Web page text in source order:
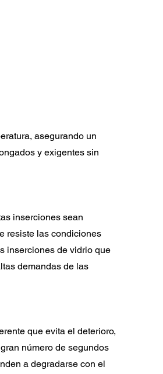
asegurando un
y exigentes sin
inserciones sean
resiste las condiciones
inserciones de vidrio que
demandas de las
que evita el deterioro,
número de segundos
a degradarse con el